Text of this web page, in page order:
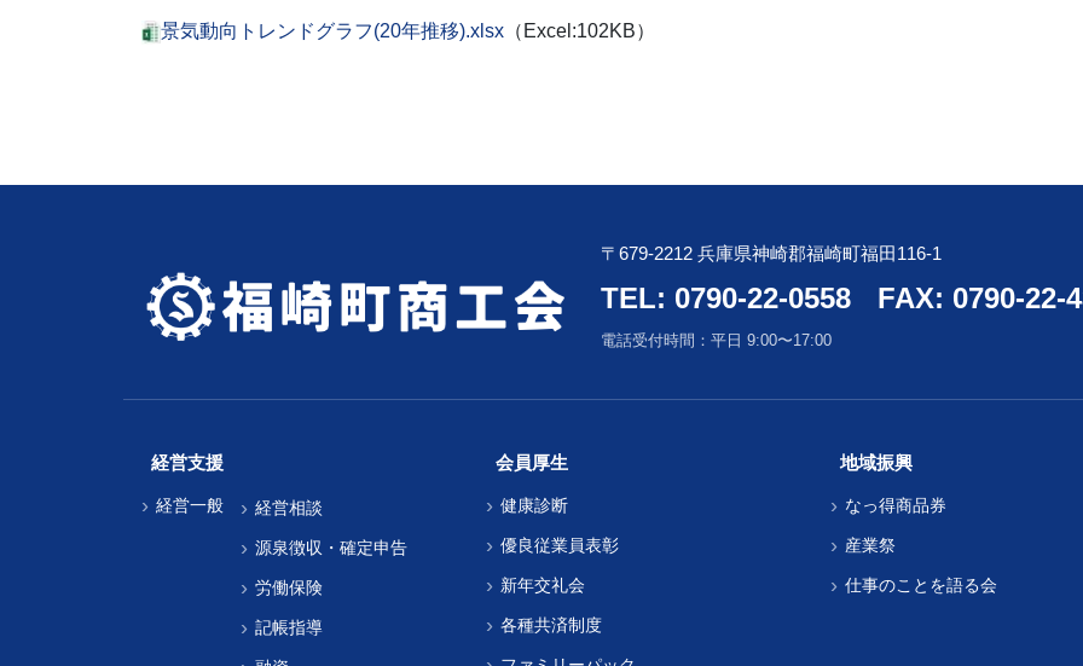
景気動向トレンドグラフ(20年推移).xlsx （Excel:102KB）
〒679-2212 兵庫県神崎郡福崎町福田116-1
TEL: 0790-22-0558 FAX: 0790-22-
電話受付時間：平日 9:00〜17:00
経営支援
経営一般 経営相談
源泉徴収・確定申告
労働保険
記帳指導
会員厚生
健康診断
優良従業員表彰
新年交礼会
各種共済制度
地域振興
なっ得商品券
産業祭
仕事のことを語る会